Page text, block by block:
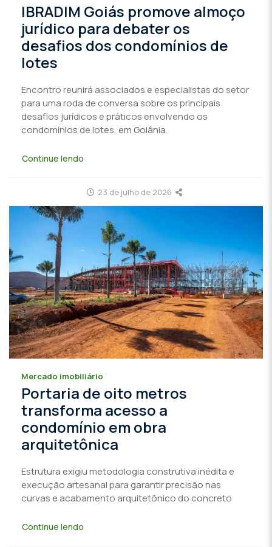
IBRADIM Goiás promove almoço
jurídico para debater os
desafios dos condomínios de
lotes
Encontro reunirá associados e especialistas do setor
para uma roda de conversa sobre os principais
desafios jurídicos e práticos envolvendo os
condomínios de lotes, em Goiânia.
Continue lendo
23 de julho de 2026
Mercado imobiliário
Portaria de oito metros
transforma acesso a
condomínio em obra
arquitetônica
Estrutura exigiu metodologia construtiva inédita e
execução artesanal para garantir precisão nas
curvas e acabamento arquitetônico do concreto
Continue lendo